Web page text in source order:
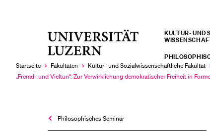
Universität
KULTUR- UND
Startseite
Fakultäten Kultur- und Sozial­­wissenschaftliche Fakultät
Aktuell
„Fremd- und Vieltun“. Zur Verwirklichung demokratischer Freiheit in
Philosophisches Seminar
LETZTE SUCHEN
Sie haben noch keine Suche getätigt.